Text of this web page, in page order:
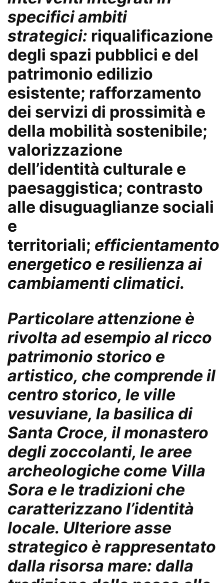
specifici ambiti
strategici: riqualificazione
degli spazi pubblici e del
patrimonio edilizio
esistente; rafforzamento
dei servizi di prossimità e
della mobilità sostenibile;
valorizzazione
dell’identità culturale e
paesaggistica; contrasto
alle disuguaglianze sociali
e
territoriali; efficientamento
energetico e resilienza ai
cambiamenti climatici.
Particolare attenzione è
rivolta ad esempio al ricco
patrimonio storico e
artistico, che comprende il
centro storico, le ville
vesuviane, la basilica di
Santa Croce, il monastero
degli zoccolanti, le aree
archeologiche come Villa
Sora e le tradizioni che
caratterizzano l’identità
locale. Ulteriore asse
strategico è rappresentato
dalla risorsa mare: dalla